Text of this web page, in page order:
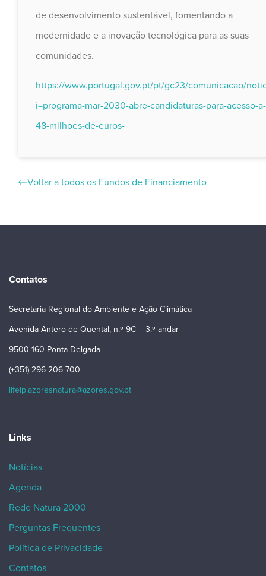
de desenvolvimento sustentável, fomentando a
modernidade e a inovação tecnológica para as suas
comunidades.
https://www.portugal.gov.pt/pt/gc23/comunicacao/
i=programa-mar-2030-abre-candidaturas-para-acesso-a-
48-milhoes-de-euros-
Voltar a todos os Fundos de Financiamento
Contatos
Secretaria Regional do Ambiente e Ação Climática
Avenida Antero de Quental, n.º 9C – 3.º andar
9500-160 Ponta Delgada
(+351) 296 206 700
lifeip.azoresnatura@azores.gov.pt
Links
Notícias
Agenda
Rede Natura 2000
Perguntas Frequentes
Política de Privacidade
Contatos